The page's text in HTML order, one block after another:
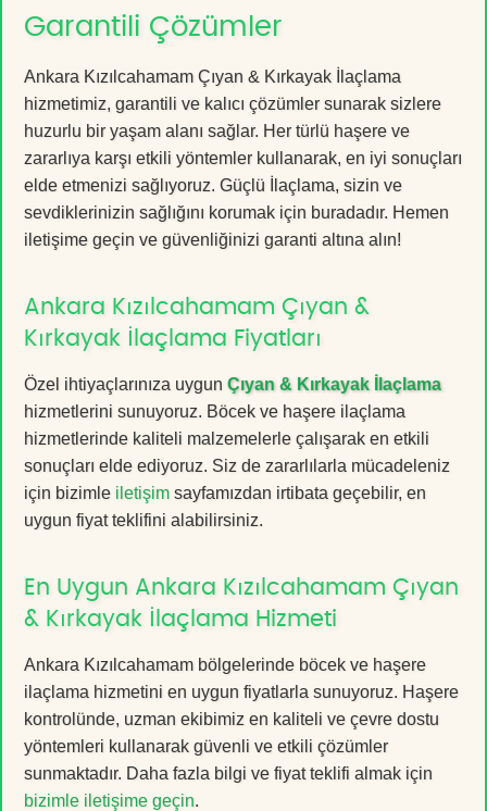
Garantili Çözümler
Ankara Kızılcahamam Çıyan & Kırkayak İlaçlama
hizmetimiz, garantili ve kalıcı çözümler sunarak sizlere
huzurlu bir yaşam alanı sağlar. Her türlü haşere ve
zararlıya karşı etkili yöntemler kullanarak, en iyi sonuçları
elde etmenizi sağlıyoruz. Güçlü İlaçlama, sizin ve
sevdiklerinizin sağlığını korumak için buradadır. Hemen
iletişime geçin ve güvenliğinizi garanti altına alın!
Ankara Kızılcahamam Çıyan &
Kırkayak İlaçlama Fiyatları
Özel ihtiyaçlarınıza uygun Çıyan & Kırkayak İlaçlama
hizmetlerini sunuyoruz. Böcek ve haşere ilaçlama
hizmetlerinde kaliteli malzemelerle çalışarak en etkili
sonuçları elde ediyoruz. Siz de zararlılarla mücadeleniz
için bizimle iletişim sayfamızdan irtibata geçebilir, en
uygun fiyat teklifini alabilirsiniz.
En Uygun Ankara Kızılcahamam Çıyan
& Kırkayak İlaçlama Hizmeti
Ankara Kızılcahamam bölgelerinde böcek ve haşere
ilaçlama hizmetini en uygun fiyatlarla sunuyoruz. Haşere
kontrolünde, uzman ekibimiz en kaliteli ve çevre dostu
yöntemleri kullanarak güvenli ve etkili çözümler
sunmaktadır. Daha fazla bilgi ve fiyat teklifi almak için
bizimle iletişime geçin.